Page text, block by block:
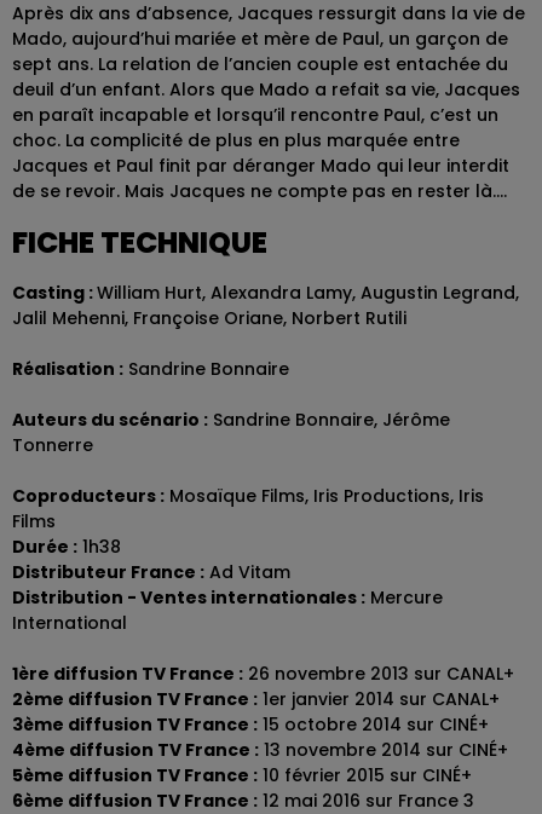
Après dix ans d’absence, Jacques ressurgit dans la vie de
Mado, aujourd’hui mariée et mère de Paul, un garçon de
sept ans. La relation de l’ancien couple est entachée du
deuil d’un enfant. Alors que Mado a refait sa vie, Jacques
en paraît incapable et lorsqu’il rencontre Paul, c’est un
choc. La complicité de plus en plus marquée entre
Jacques et Paul finit par déranger Mado qui leur interdit
de se revoir. Mais Jacques ne compte pas en rester là….
FICHE TECHNIQUE
Casting :William Hurt, Alexandra Lamy, Augustin Legrand,
Jalil Mehenni, Françoise Oriane, Norbert Rutili
Réalisation : Sandrine Bonnaire
Auteurs du scénario : Sandrine Bonnaire, Jérôme
Tonnerre
Coproducteurs : Mosaïque Films, Iris Productions, Iris
Films
Durée : 1h38
Distributeur France : Ad Vitam
Distribution - Ventes internationales : Mercure
International
1ère diffusion TV France : 26 novembre 2013 sur CANAL+
2ème diffusion TV France : 1er janvier 2014 sur CANAL+
3ème diffusion TV France : 15 octobre 2014 sur CINÉ+
4ème diffusion TV France : 13 novembre 2014 sur CINÉ+
5ème diffusion TV France : 10 février 2015 sur CINÉ+
6ème diffusion TV France : 12 mai 2016 sur France 3